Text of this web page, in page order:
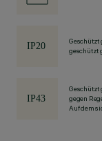
Geschützt
geschützt
Geschützt
gegen
Auf dem